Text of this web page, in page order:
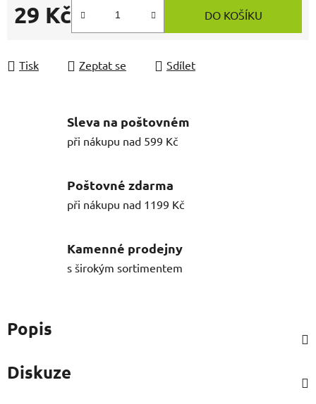
29 Kč
Měrná cena:
DO KOŠÍKU
Tisk Zeptat se Sdílet
Sleva na poštovném
při nákupu nad 599 Kč
Poštovné zdarma
při nákupu nad 1199 Kč
Kamenné prodejny
s širokým sortimentem
Popis
Diskuze